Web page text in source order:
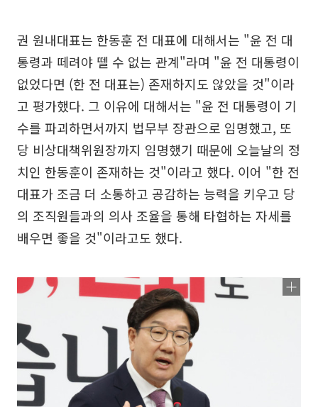
권 원내대표는 한동훈 전 대표에 대해서는 "윤 전 대
통령과 떼려야 뗄 수 없는 관계"라며 "윤 전 대통령이
없었다면 (한 전 대표는) 존재하지도 않았을 것"이라
고 평가했다. 그 이유에 대해서는 "윤 전 대통령이 기
수를 파괴하면서까지 법무부 장관으로 임명했고, 또
당 비상대책위원장까지 임명했기 때문에 오늘날의 정
치인 한동훈이 존재하는 것"이라고 했다. 이어 "한 전
대표가 조금 더 소통하고 공감하는 능력을 키우고 당
의 조직원들과의 의사 조율을 통해 타협하는 자세를
배우면 좋을 것"이라고도 했다.